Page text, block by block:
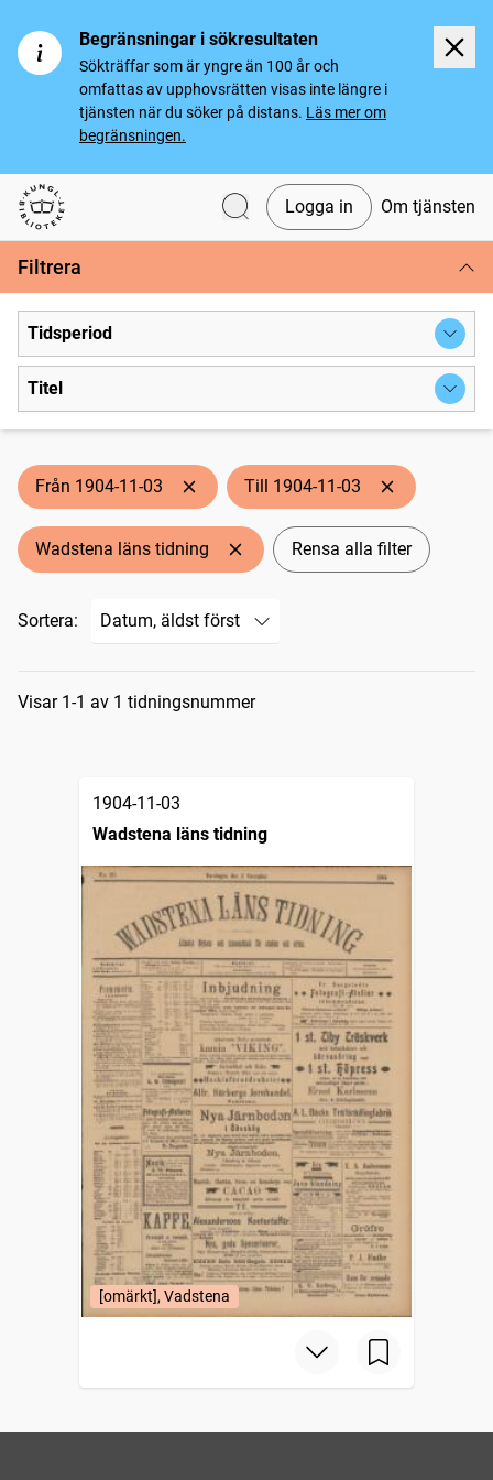
Begränsningar i sökresultaten
Sökträffar som är yngre än 100 år och
omfattas av upphovsrätten visas inte längre i
tjänsten när du söker på distans. Läs mer om
begränsningen.
Svenska tidningar
Logga in Om tjänsten
Filtrera
Tidsperiod
Titel
Från 1904-11-03 Till 1904-11-03
Wadstena läns tidning Rensa alla filter
Sortera:
Sökresultat
Visar 1-1 av 1 tidningsnummer
1904-11-03
Wadstena läns tidning
[omärkt], Vadstena